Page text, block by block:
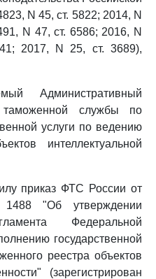
N 45, ст. 5822; 2014, N
N 47, ст. 6586; 2016, N
2017, N 25, ст. 3689),
Административный
службы по
услуги по ведению
интеллектуальной
приказ ФТС России от
"Об утверждении
Федеральной
государственной
реестра объектов
(зарегистрирован